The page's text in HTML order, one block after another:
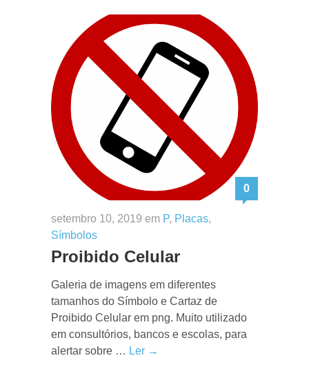
0
setembro 10, 2019 em P, Placas,
Símbolos
Proibido Celular
Galeria de imagens em diferentes
tamanhos do Símbolo e Cartaz de
Proibido Celular em png. Muito utilizado
em consultórios, bancos e escolas, para
alertar sobre … Ler →